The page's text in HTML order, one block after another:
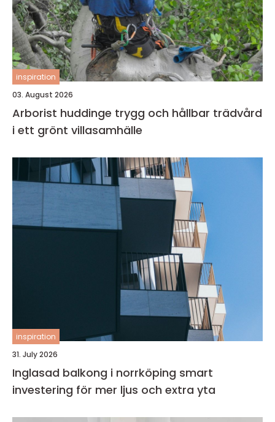
inspiration
03. August 2026
Arborist huddinge trygg och hållbar trädvård
i ett grönt villasamhälle
inspiration
31. July 2026
Inglasad balkong i norrköping smart
investering för mer ljus och extra yta